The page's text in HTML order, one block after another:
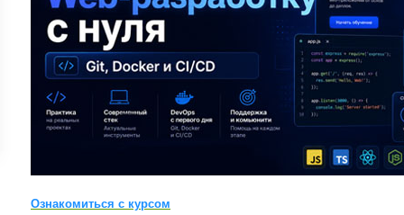
Ознакомиться с курсом